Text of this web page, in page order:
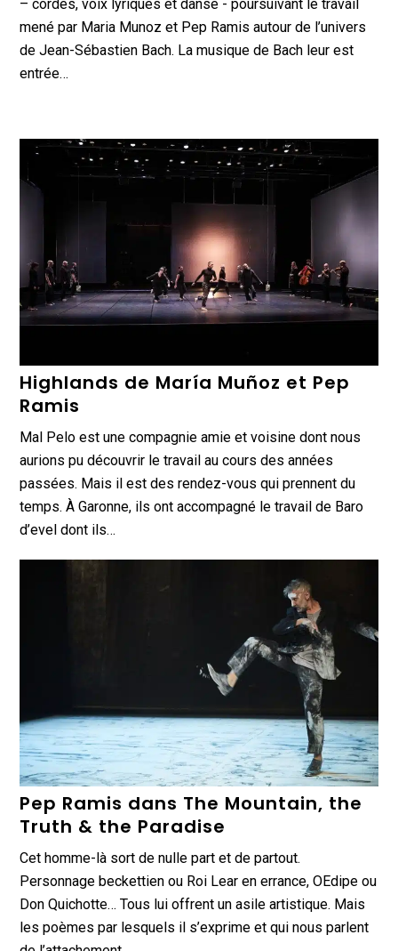
– cordes, voix lyriques et danse - poursuivant le travail
mené par Maria Munoz et Pep Ramis autour de l’univers
de Jean-Sébastien Bach. La musique de Bach leur est
entrée…
Highlands de María Muñoz et Pep
Ramis
Mal Pelo est une compagnie amie et voisine dont nous
aurions pu découvrir le travail au cours des années
passées. Mais il est des rendez-vous qui prennent du
temps. À Garonne, ils ont accompagné le travail de Baro
d’evel dont ils…
Pep Ramis dans The Mountain, the
Truth & the Paradise
Cet homme-là sort de nulle part et de partout.
Personnage beckettien ou Roi Lear en errance, OEdipe ou
Don Quichotte… Tous lui offrent un asile artistique. Mais
les poèmes par lesquels il s’exprime et qui nous parlent